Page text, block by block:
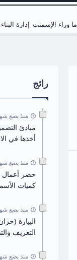
ما وراء الإسمنت إدارة البناء
رائج
منذ بضع
مبادئ
أخذها في
منذ بضع
حصر أعمال
كميات
منذ بضع
البيارة
التعريف
منذ بضع